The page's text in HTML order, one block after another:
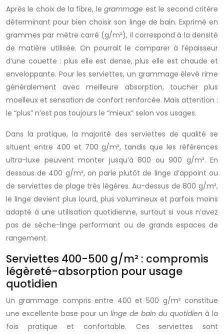
Après le choix de la fibre, legrammage est le second critère
déterminant pour bien choisir son linge de bain. Exprimé en
grammes par mètre carré (g/m²), il correspond à la densité
de matière utilisée. On pourrait le comparer à l’épaisseur
d’une couette : plus elle est dense, plus elle est chaude et
enveloppante. Pour les serviettes, un grammage élevé rime
généralement avec meilleure absorption, toucher plus
moelleux et sensation de confort renforcée. Mais attention :
le “plus” n’est pas toujours le “mieux” selon vos usages.
Dans la pratique, la majorité des serviettes de qualité se
situent entre 400 et 700 g/m², tandis que les références
ultra-luxe peuvent monter jusqu’à 800 ou 900 g/m². En
dessous de 400 g/m², on parle plutôt de linge d’appoint ou
de serviettes de plage très légères. Au-dessus de 800 g/m²,
le linge devient plus lourd, plus volumineux et parfois moins
adapté à une utilisation quotidienne, surtout si vous n’avez
pas de sèche-linge performant ou de grands espaces de
rangement.
Serviettes 400-500 g/m² : compromis
légèreté-absorption pour usage
quotidien
Un grammage compris entre 400 et 500 g/m² constitue
une excellente base pour un linge de bain du quotidien à la
fois pratique et confortable. Ces serviettes sont